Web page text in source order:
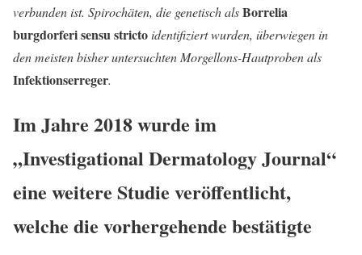
verbunden ist. Spirochäten, die genetisch alsBorrelia
burgdorferi sensu stricto identifiziert wurden, überwiegen in
den meisten bisher untersuchten Morgellons-Hautproben als
Infektionserreger.
Im Jahre 2018 wurde im
„Investigational Dermatology Journal“
eine weitere Studie veröffentlicht,
welche die vorhergehende bestätigte